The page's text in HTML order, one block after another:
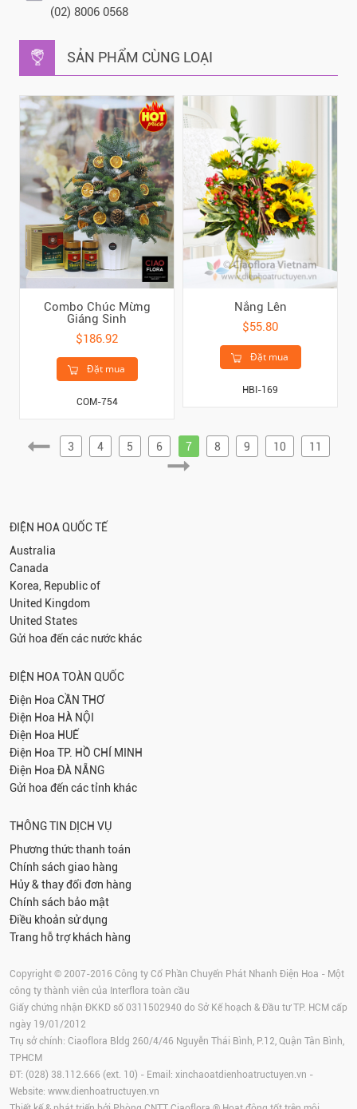
(02) 8006 0568
SẢN PHẨM CÙNG LOẠI
Combo Chúc Mừng
Giáng Sinh
$186.92
Đặt mua
COM-754
Nắng Lên
$55.80
Đặt mua
HBI-169
3 4 5 6 7 8 9 10 11
ĐIỆN HOA QUỐC TẾ
Australia
Canada
Korea, Republic of
United Kingdom
United States
Gửi hoa đến các nước khác
ĐIỆN HOA TOÀN QUỐC
Điện Hoa CẦN THƠ
Điện Hoa HÀ NỘI
Điện Hoa HUẾ
Điện Hoa TP. HỒ CHÍ MINH
Điện Hoa ĐÀ NẴNG
Gửi hoa đến các tỉnh khác
THÔNG TIN DỊCH VỤ
Phương thức thanh toán
Chính sách giao hàng
Hủy & thay đổi đơn hàng
Chính sách bảo mật
Điều khoản sử dụng
Trang hỗ trợ khách hàng
Copyright © 2007-2016 Công ty Cổ Phần Chuyển Phát Nhanh Điện Hoa - Một
công ty thành viên của Interflora toàn cầu
Giấy chứng nhận ĐKKD số 0311502940 do Sở Kế hoạch & Đầu tư TP. HCM cấp
ngày 19/01/2012
Trụ sở chính: Ciaoflora Bldg 260/4/46 Nguyễn Thái Bình, P.12, Quận Tân Bình,
TPHCM
ĐT: (028) 38.112.666 (ext. 10) - Email: xinchaoatdienhoatructuyen.vn -
Website: www.dienhoatructuyen.vn